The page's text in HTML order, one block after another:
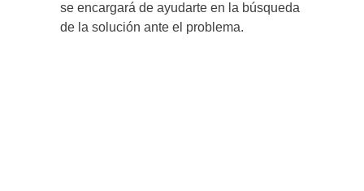
se encargará de ayudarte en la búsqueda
de la solución ante el problema.